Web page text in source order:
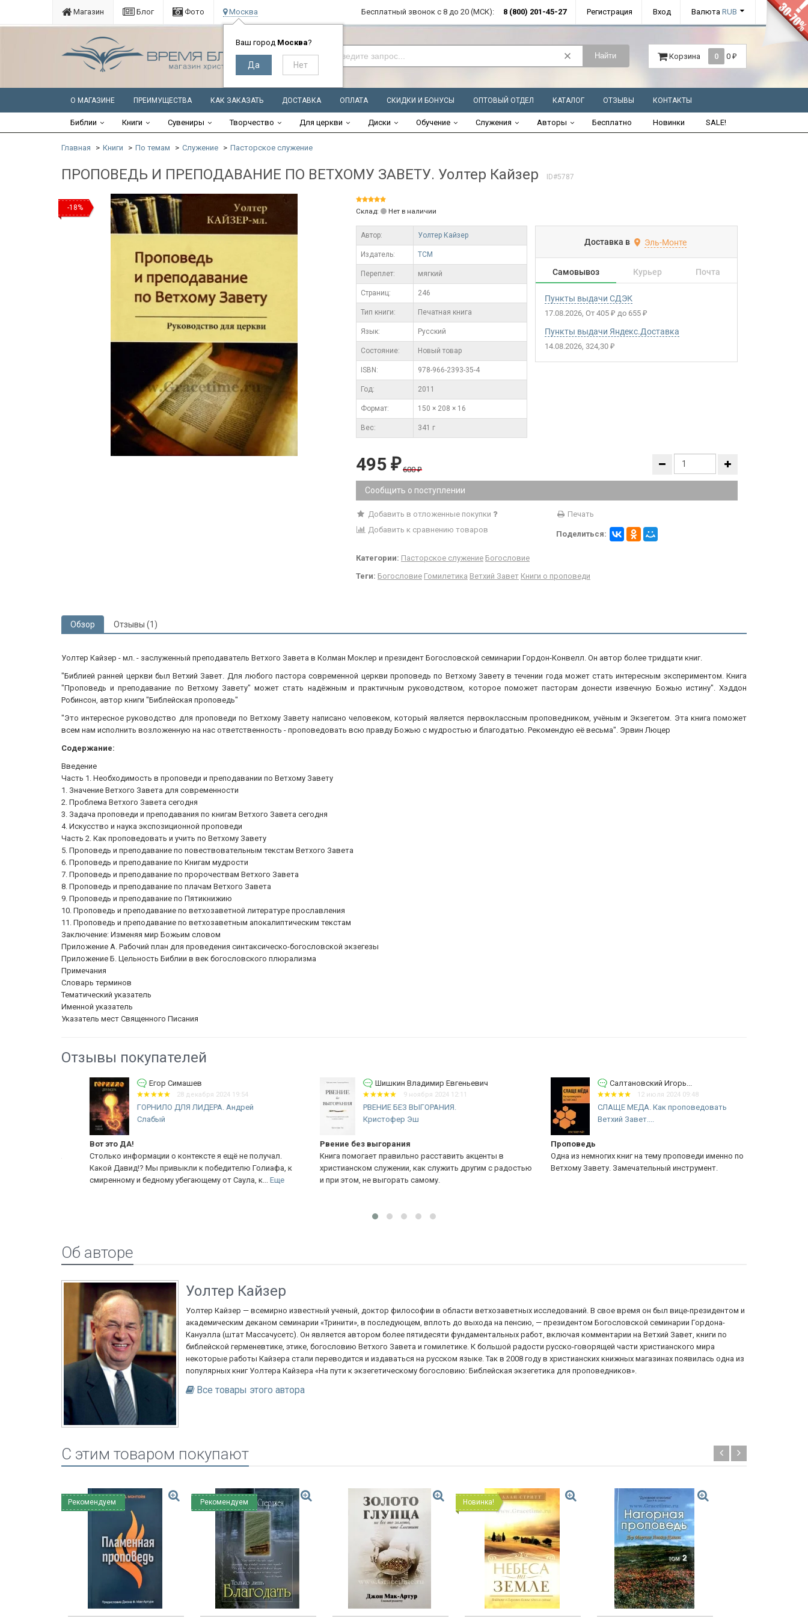
Магазин Блог Фото Москва
Ваш город Москва?
Бесплатный звонок с 8 до 20 (МСК): 8 (800) 201-45-27 Регистрация Вход Валюта RUB
Найти Корзина 0 0 ₽
О МАГАЗИНЕ ПРЕИМУЩЕСТВА КАК ЗАКАЗАТЬ ДОСТАВКА ОПЛАТА СКИДКИ И БОНУСЫ ОПТОВЫЙ ОТДЕЛ КАТАЛОГ ОТЗЫВЫ КОНТАКТЫ
Библии Книги Сувениры Творчество Для церкви Диски Обучение Служения Авторы Бесплатно Новинки SALE!
Главная Книги По темам Служение Пасторское служение
ПРОПОВЕДЬ И ПРЕПОДАВАНИЕ ПО ВЕТХОМУ ЗАВЕТУ. Уолтер Кайзер ID#5787
-18% Склад: Нет в наличии
Автор: Уолтер Кайзер
Издатель: ТСМ
Переплет: мягкий
Cтраниц: 246
Тип книги: Печатная книга
Язык: Русский
Состояние: Новый товар
ISBN: 978-966-2393-35-4
Год: 2011
Формат: 150 × 208 × 16
Вес: 341 г
Доставка в Эль-Монте
Самовывоз Курьер Почта
Пункты выдачи СДЭК
17.08.2026 От 405₽ до 655₽
Пункты выдачи Яндекс.Доставка
14.08.2026 324,30₽
495 ₽ 600₽
Сообщить о поступлении
Добавить в отложенные покупки
Печать
Добавить к сравнению товаров
Поделиться:
Категории: Пасторское служение Богословие
Теги: Богословие Гомилетика Ветхий Завет Книги о проповеди
Обзор Отзывы (1)
Уолтер Кайзер - мл. - заслуженный преподаватель Ветхого Завета в Колман Моклер и президент Богословской семинарии Гордон-Конвелл. Он автор более тридцати книг.
"Библией ранней церкви был Ветхий Завет. Для любого пастора современной церкви проповедь по Ветхому Завету в течении года может стать интересным экспериментом. Книга
"Проповедь и преподавание по Ветхому Завету" может стать надёжным и практичным руководством, которое поможет пасторам донести извечную Божью истину". Хэддон
Робинсон, автор книги "Библейская проповедь"
"Это интересное руководство для проповеди по Ветхому Завету написано человеком, который является первоклассным проповедником, учёным и Экзегетом. Эта книга поможет
всем нам исполнить возложенную на нас ответственность - проповедовать всю правду Божью с мудростью и благодатью. Рекомендую её весьма". Эрвин Люцер
Содержание:
Введение
Часть 1. Необходимость в проповеди и преподавании по Ветхому Завету
1. Значение Ветхого Завета для современности
2. Проблема Ветхого Завета сегодня
3. Задача проповеди и преподавания по книгам Ветхого Завета сегодня
4. Искусство и наука экспозиционной проповеди
Часть 2. Как проповедовать и учить по Ветхому Завету
5. Проповедь и преподавание по повествовательным текстам Ветхого Завета
6. Проповедь и преподавание по Книгам мудрости
7. Проповедь и преподавание по пророчествам Ветхого Завета
8. Проповедь и преподавание по плачам Ветхого Завета
9. Проповедь и преподавание по Пятикнижию
10. Проповедь и преподавание по ветхозаветной литературе прославления
11. Проповедь и преподавание по ветхозаветным апокалиптическим текстам
Заключение: Изменяя мир Божьим словом
Приложение А. Рабочий план для проведения синтаксическо-богословской экзегезы
Приложение Б. Цельность Библии в век богословского плюрализма
Примечания
Словарь терминов
Тематический указатель
Именной указатель
Указатель мест Священного Писания
Отзывы покупателей
Егор Симашев
28 декабря 2024 19:54
ГОРНИЛО ДЛЯ ЛИДЕРА. Андрей
Слабый
Вот это ДА!
Столько информации о контексте я ещё не получал.
Какой Давид!? Мы привыкли к победителю Голиафа, к
смиренному и бедному убегающему от Саула, к...Еще
Шишкин Владимир Евгеньевич
9 ноября 2024 12:11
РВЕНИЕ БЕЗ ВЫГОРАНИЯ.
Кристофер Эш
Рвение без выгорания
Книга помогает правильно расставить акценты в
христианском служении, как служить другим с радостью
и при этом, не выгорать самому.
Салтановский Игорь...
12 июля 2024 09:48
СЛАЩЕ МЕДА. Как проповедовать
Ветхий Завет....
Проповедь
Одна из немногих книг на тему проповеди именно по
Ветхому Завету. Замечательный инструмент.
Об авторе
Уолтер Кайзер
Уолтер Кайзер — всемирно известный ученый, доктор философии в области ветхозаветных исследований. В свое время он был вице-президентом и
академическим деканом семинарии «Тринити», в последующем, вплоть до выхода на пенсию, — президентом Богословской семинарии Гордона-
Кануэлла (штат Массачусетс). Он является автором более пятидесяти фундаментальных работ, включая комментарии на Ветхий Завет, книги по
библейской герменевтике, этике, богословию Ветхого Завета и гомилетике. К большой радости русско-говорящей части христианского мира
некоторые работы Кайзера стали переводится и издаваться на русском языке. Так в 2008 году в христианских книжных магазинах появилась одна из
популярных книг Уолтера Кайзера «На пути к экзегетическому богословию: Библейская экзегетика для проповедников».
Все товары этого автора
C этим товаром покупают
Рекомендуем Рекомендуем Новинка!